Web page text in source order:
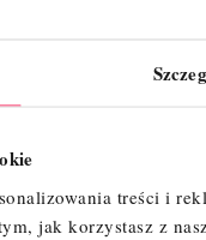
treści i
jak korzystasz z